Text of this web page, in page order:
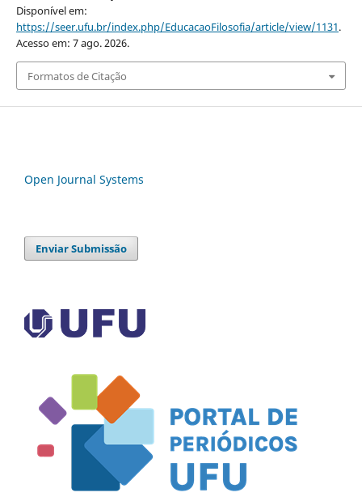
Disponível em:
https://seer.ufu.br/index.php/EducacaoFilosofia/article/view/1131.
Acesso em: 7 ago. 2026.
Formatos de Citação
Open Journal Systems
Enviar Submissão